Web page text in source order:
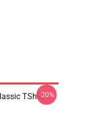
TShirt-20%